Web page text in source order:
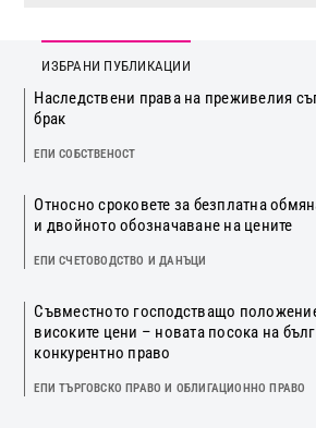
ИЗБРАНИ ПУБЛИКАЦИИ
Наследствени права на преживелия
брак
ЕПИ СОБСТВЕНОСТ
Относно сроковете за безплатна
и двойното обозначаване на цените
ЕПИ СЧЕТОВОДСТВО И ДАНЪЦИ
Съвместното господстващо
високите цени – новата посока на
конкурентно право
ЕПИ ТЪРГОВСКО ПРАВО И ОБЛИГАЦИОННО ПРАВО